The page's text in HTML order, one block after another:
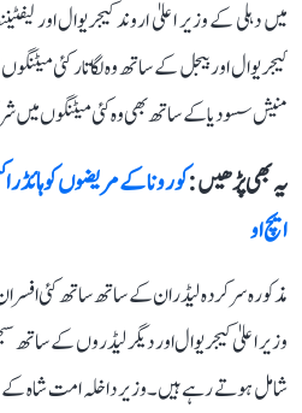
میں دہلی کے وزیر اعلیٰ اروند کیجریوال اور
کیجریوال اور بیجل کے ساتھ وہ لگاتار کئی
منیش سسودیا کے ساتھ بھی وہ کئی میٹنگوں
یہ بھی پڑھیں :کورونا کے مریضوں کو
ایچ او
مذکورہ سرکردہ لیڈران کے ساتھ ساتھ کئی
وزیر اعلیٰ کیجریوال اور دیگر لیڈروں کے ساتھ
شامل ہوتے رہے ہیں۔ وزیر داخلہ امت شاہ